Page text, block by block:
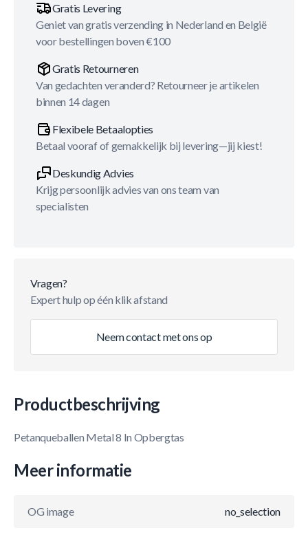
Gratis Levering
Geniet van gratis verzending in Nederland en België
voor bestellingen boven €100
Gratis Retourneren
Van gedachten veranderd? Retourneer je artikelen
binnen 14 dagen
Flexibele Betaalopties
Betaal vooraf of gemakkelijk bij levering—jij kiest!
Deskundig Advies
Krijg persoonlijk advies van ons team van
specialisten
Vragen?
Expert hulp op één klik afstand
Neem contact met ons op
Productbeschrijving
Petanqueballen Metal 8 In Opbergtas
Meer informatie
OG image no_selection